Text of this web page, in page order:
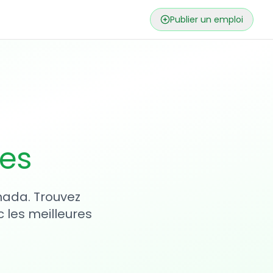
Publier un emploi
Trouvez
les meilleures